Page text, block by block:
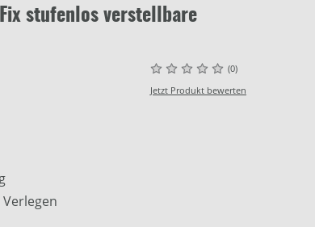
stufenlos verstellbare
(0)
Jetzt Produkt bewerten